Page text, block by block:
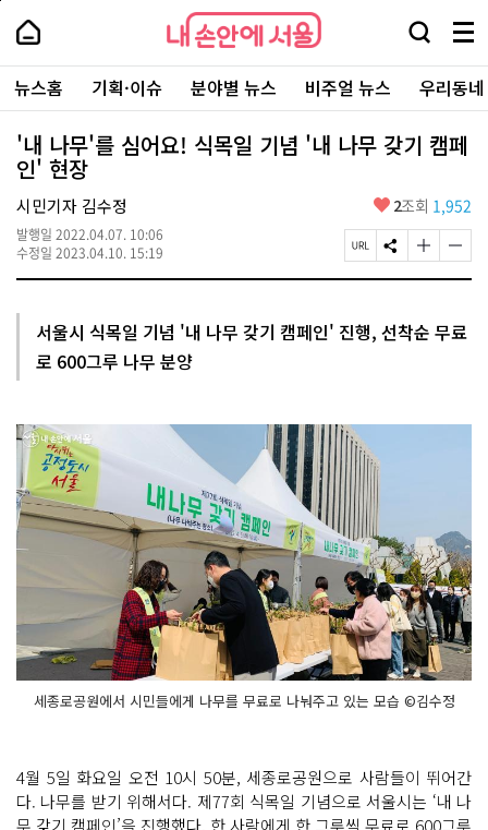
본
로
가
내
손
안
에
서
울
-
서
울
시
대
표
소
통
포
내
손
에
울
검
창
열
기
메
뉴
전
체
보
기
주
요
서
뉴스홈 기획·이슈 분야별 뉴스 비주얼 뉴스 우리동
'내 나무'를 심어요! 식목일 기념 '내 나무 갖기 캠페
인' 현장
시민기자 김수정
발행일 2022.04.07. 10:06
수정일 2023.04.10. 15:19
좋
요
2조회 1,952
페
이
R
L
S
N
유
하
글
자
크
게
기
글
자
작
게
기
서울시 식목일 기념 '내 나무 갖기 캠페인' 진행, 선착순 무료
로 600그루 나무 분양
세종로공원에서 시민들에게 나무를 무료로 나눠주고 있는 모습 ©김수정
4월 5일 화요일 오전 10시 50분, 세종로공원으로 사람들이 뛰어간
다. 나무를 받기 위해서다. 제77회 식목일 기념으로 서울시는 ‘내 나
무 갖기 캠페인’을 진행했다. 한 사람에게 한 그루씩 무료로 600그루
페
상
단
로